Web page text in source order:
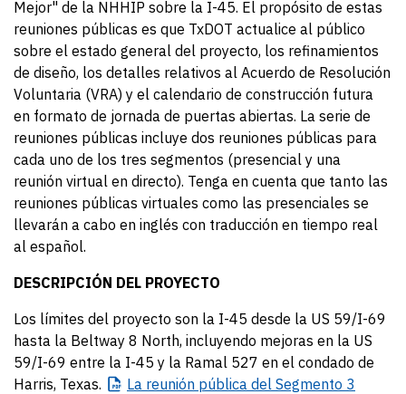
Mejor" de la NHHIP sobre la I-45. El propósito de estas
reuniones públicas es que TxDOT actualice al público
sobre el estado general del proyecto, los refinamientos
de diseño, los detalles relativos al Acuerdo de Resolución
Voluntaria (VRA) y el calendario de construcción futura
en formato de jornada de puertas abiertas. La serie de
reuniones públicas incluye dos reuniones públicas para
cada uno de los tres segmentos (presencial y una
reunión virtual en directo). Tenga en cuenta que tanto las
reuniones públicas virtuales como las presenciales se
llevarán a cabo en inglés con traducción en tiempo real
al español.
DESCRIPCIÓN DEL PROYECTO
Los límites del proyecto son la I-45 desde la US 59/I-69
hasta la Beltway 8 North, incluyendo mejoras en la US
59/I-69 entre la I-45 y la Ramal 527 en el condado de
Harris, Texas.
La reunión pública del Segmento 3